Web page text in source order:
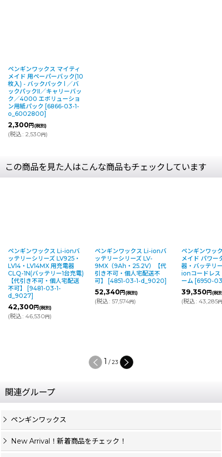
ペンギンワックス マイティ
メイド 用ペーパーバック(10
枚入) - バックパック l ／バ
ックパックII／キャリーバッ
ク／4000 エボリューショ
ン用紙パック [6866-03-1-
o_6002800]
2,300円(税別)
(税込: 2,530円)
この商品を見た人はこんな商品もチェックしています
ペンギンワックス Li-ionバ
ッテリーシリーズ LV925・
LV14・LV14MX 用充電器
CLQ-1N(バッテリー1台充電)
【代引き不可・個人宅配送
不可】
[9481-03-1-
d_9027]
42,300円(税別)
(税込: 46,530円)
ペンギンワックス Li-ionバ
ッテリーシリーズ LV-
9MX（9Ah・25.2V）【代
引き不可・個人宅配送不
可】
[4851-03-1-d_9020]
52,340円(税別)
(税込: 57,574円)
ペンギンワッ
メイド パワー
器・バッテリ
ionコードレス
ーム [6950-
39,350円(税
(税込: 43,285
1 / 23
関連グループ
ペンギンワックス
New Arrival！新着商品をチェック！